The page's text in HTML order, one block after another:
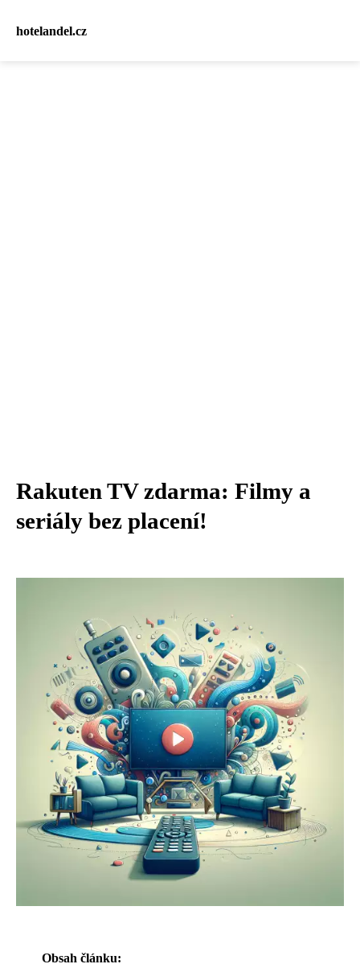
hotelandel.cz
Rakuten TV zdarma: Filmy a
seriály bez placení!
Obsah článku: